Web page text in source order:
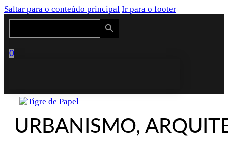
Saltar para o conteúdo principal Ir para o footer
Search
Search Button
0
URBANISMO,